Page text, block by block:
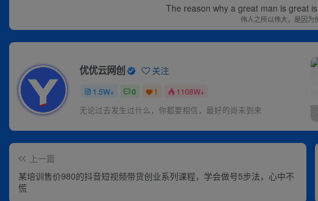
The reason why a great man is great
伟人之所以伟大，是因为
优优云网创 关注
1.5W+ 0 1 1108W+
无论过去发生过什么，你都要相信，最好的尚未到来
上一篇
某培训售价980的抖音短视频带货创业系列课程，学会做号5步法，心中不
慌